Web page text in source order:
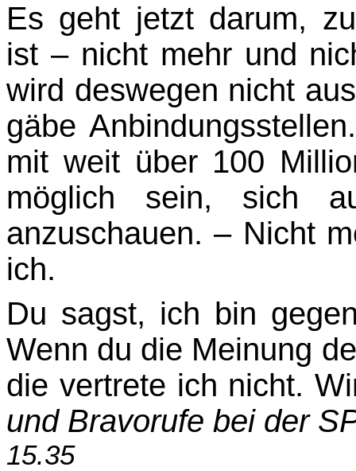
Es geht jetzt darum,
ist – nicht mehr und
wird deswegen nicht
gäbe
mit weit über 100
möglich sein, sich
anzuschauen. – Nicht
ich.
Du sagst, ich bin
Wenn du die Meinung
die vertrete ich nicht.
und Bra­vorufe bei der
15.35